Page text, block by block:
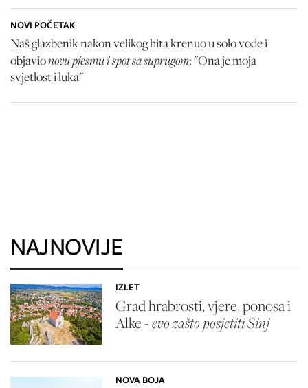
NOVI POČETAK
Naš glazbenik nakon velikog hita krenuo u solo vode i
objavionovu pjesmu i spot sa suprugom: "Ona je moja
svjetlost i luka"
NAJNOVIJE
IZLET
Grad hrabrosti, vjere, ponosa i
Alke -evo zašto posjetiti Sinj
NOVA BOJA